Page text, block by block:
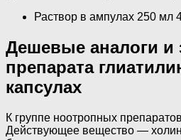
Раствор в ампулах 250 мл
Дешевые аналоги и
препарата
капсулах
К группе ноотропных
Действующее вещество —